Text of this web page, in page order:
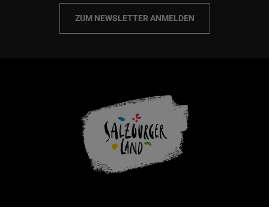
ZUM NEWSLETTER ANMELDEN